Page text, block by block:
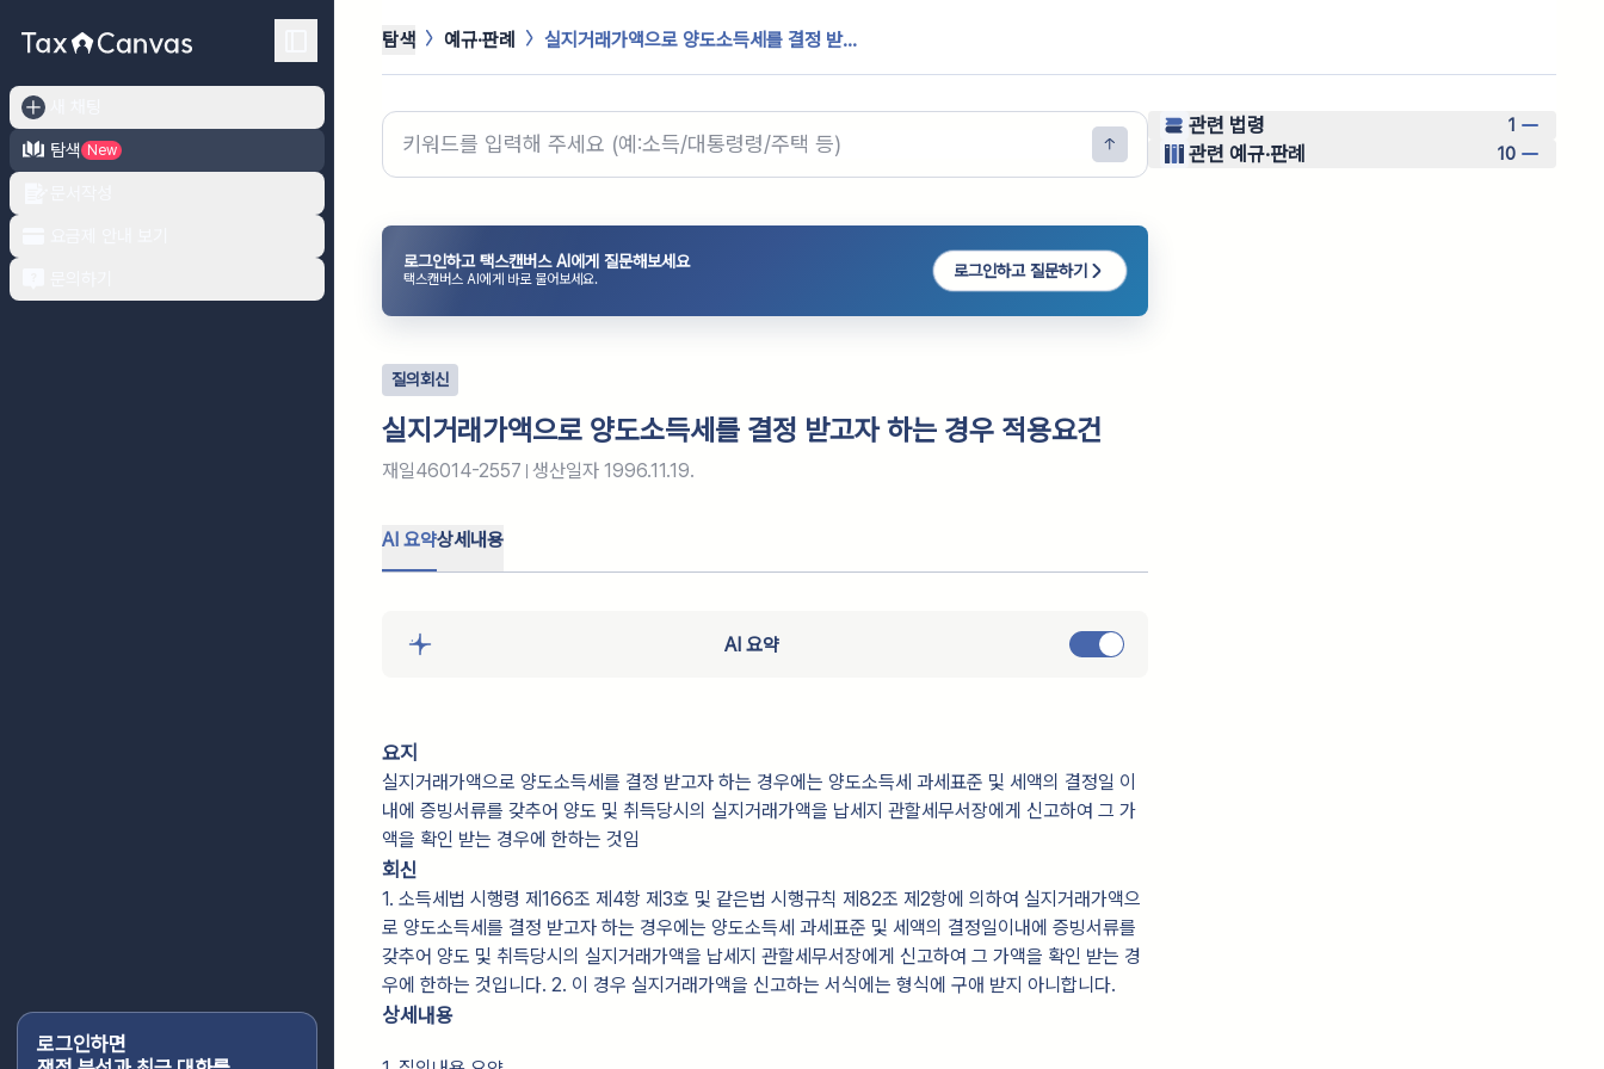
탐색
New
로그인하면
탐색 예규·판례 실지거래가액으로 양도소득세를 결정 받...
로그인하고 택스캔버스 AI에게 질문해보세요
택스캔버스 AI에게 바로 물어보세요. 로그인하고 질문하기
질의회신
실지거래가액으로 양도소득세를 결정 받고자 하는 경우 적용요건
재일46014-2557 생산일자 1996.11.19.
AI 요약상세내용
AI 요약
요지
실지거래가액으로 양도소득세를 결정 받고자 하는 경우에는 양도소득세 과세표준 및 세액의 결정일 이
내에 증빙서류를 갖추어 양도 및 취득당시의 실지거래가액을 납세지 관할세무서장에게 신고하여 그 가
액을 확인 받는 경우에 한하는 것임
회신
1. 소득세법 시행령 제166조 제4항 제3호 및 같은법 시행규칙 제82조 제2항에 의하여 실지거래가액으
로 양도소득세를 결정 받고자 하는 경우에는 양도소득세 과세표준 및 세액의 결정일이내에 증빙서류를
갖추어 양도 및 취득당시의 실지거래가액을 납세지 관할세무서장에게 신고하여 그 가액을 확인 받는 경
우에 한하는 것입니다. 2. 이 경우 실지거래가액을 신고하는 서식에는 형식에 구애 받지 아니합니다.
상세내용
관련 법령 1
관련 예규·판례 10